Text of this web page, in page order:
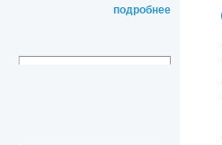
подробнее